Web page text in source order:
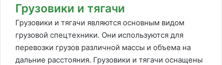
Грузовики и тягачи
Грузовики и тягачи являются основным видом
грузовой спецтехники. Они используются для
перевозки грузов различной массы и объема на
дальние расстояния. Грузовики и тягачи оснащены